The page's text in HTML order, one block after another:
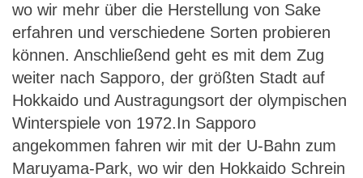
wo wir mehr über die Herstellung von Sake
erfahren und verschiedene Sorten probieren
können. Anschließend geht es mit dem Zug
weiter nach Sapporo, der größten Stadt auf
Hokkaido und Austragungsort der olympischen
Winterspiele von 1972.In Sapporo
angekommen fahren wir mit der U-Bahn zum
Maruyama-Park, wo wir den Hokkaido Schrein